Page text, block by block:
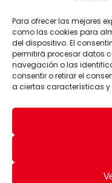
Para ofrecer las mejores
como las cookies para
del dispositivo. El
permitirá procesar datos
navegación o las
consentir o retirar el
a ciertas características y